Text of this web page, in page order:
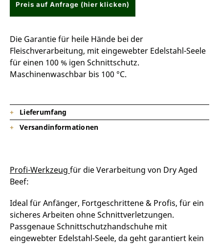
Preis auf Anfrage (hier klicken)
Die Garantie für heile Hände bei der
Fleischverarbeitung, mit eingewebter Edelstahl-Seele
für einen 100 % igen Schnittschutz.
Maschinenwaschbar bis 100 °C.
Lieferumfang
Versandinformationen
Profi-Werkzeug für die Verarbeitung von Dry Aged
Beef:
Ideal für Anfänger, Fortgeschrittene & Profis, für ein
sicheres Arbeiten ohne Schnittverletzungen.
Passgenaue Schnittschutzhandschuhe mit
eingewebter Edelstahl-Seele, da geht garantiert kein